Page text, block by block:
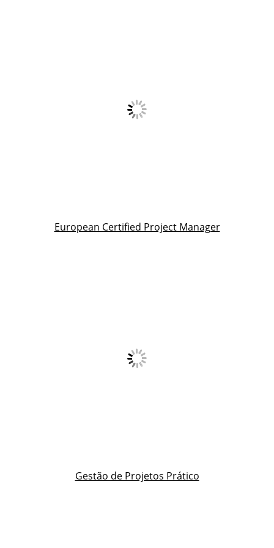
European Certified Project Manager
Gestão de Projetos Prático